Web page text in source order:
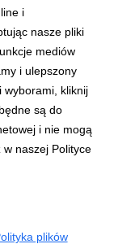
i
nasze pliki
mediów
i ulepszony
wyborami, kliknij
są do
i nie mogą
naszej Polityce
plików